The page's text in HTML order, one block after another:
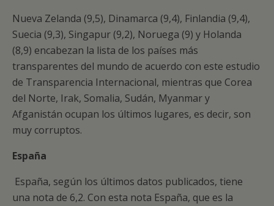
Nueva Zelanda (9,5), Dinamarca (9,4), Finlandia (9,4),
Suecia (9,3), Singapur (9,2), Noruega (9) y Holanda
(8,9) encabezan la lista de los países más
transparentes del mundo de acuerdo con este estudio
de Transparencia Internacional, mientras que Corea
del Norte, Irak, Somalia, Sudán, Myanmar y
Afganistán ocupan los últimos lugares, es decir, son
muy corruptos.
España
España, según los últimos datos publicados, tiene
una nota de 6,2. Con esta nota España, que es la